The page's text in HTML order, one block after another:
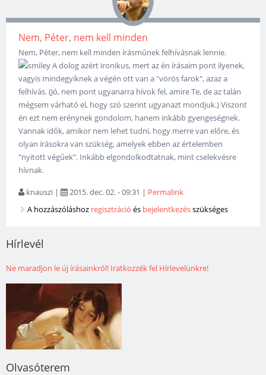
Nem, Péter, nem kell minden
Nem, Péter, nem kell minden írásműnek felhívásnak lennie.
A dolog azért ironikus, mert az én írásaim pont ilyenek,
vagyis mindegyiknek a végén ott van a "vörös farok", azaz a
felhívás. (Jó, nem pont ugyanarra hívok fel, amire Te, de az talán
mégsem várható el, hogy szó szerint ugyanazt mondjuk.) Viszont
én ezt nem erénynek gondolom, hanem inkább gyengeségnek.
Vannak idők, amikor nem lehet tudni, hogy merre van előre, és
olyan írásokra van szükség, amelyek ebben az értelemben
"nyitott végűek". Inkább elgondolkodtatnak, mint cselekvésre
hívnak.
knauszi | 2015. dec. 02. - 09:31 | Permalink
A hozzászóláshoz regisztráció és bejelentkezésszükséges
Hírlevél
Ne maradjon le új írásainkról! Iratkozzék fel Hírlevelünkre!
Olvasóterem